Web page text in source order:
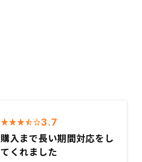
3.7
購入まで長い期間対応をし
てくれました